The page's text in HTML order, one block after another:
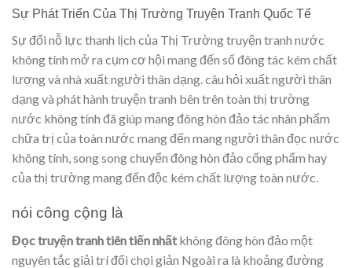
Sự Phát Triển Của Thị Trường Truyện Tranh Quốc Tế
Sự đổi nỗ lực thanh lịch của Thị Trường truyện tranh nước
không tính mở ra cụm cơ hội mang đến số đông tác kém chất
lượng và nhà xuất người thân dạng. câu hỏi xuất người thân
dạng và phát hành truyện tranh bên trên toàn thị trường
nước không tính đã giúp mang đông hòn đảo tác nhân phẩm
chữa trị của toàn nước mang đến mang người thân đọc nước
không tính, song song chuyển đông hòn đảo cống phẩm hay
của thị trường mang đến độc kém chất lượng toàn nước.
nói công cộng là
Đọc truyện tranh tiên tiến nhấtkhông đông hòn đảo một
nguyên tắc giải trí đối chọi giản Ngoài ra là khoảng đường